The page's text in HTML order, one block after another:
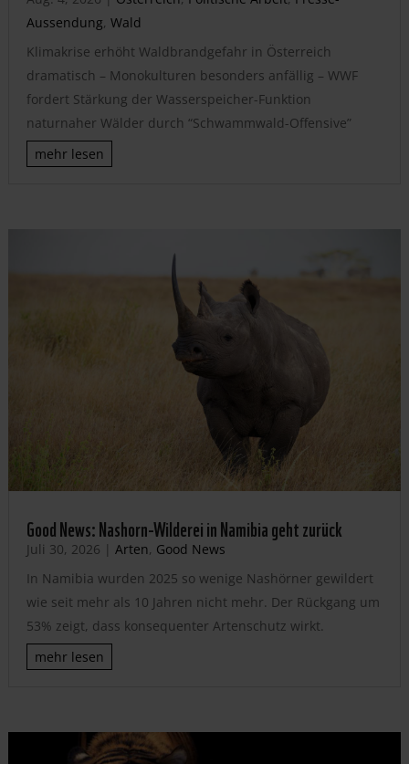
Aussendung, Wald
Klimakrise erhöht Waldbrandgefahr in Österreich
dramatisch – Monokulturen besonders anfällig – WWF
fordert Stärkung der Wasserspeicher-Funktion
naturnaher Wälder durch “Schwammwald-Offensive”
mehr lesen
Good News: Nashorn-Wilderei in Namibia geht zurück
Juli 30, 2026 | Arten, Good News
In Namibia wurden 2025 so wenige Nashörner gewildert
wie seit mehr als 10 Jahren nicht mehr. Der Rückgang um
53% zeigt, dass konsequenter Artenschutz wirkt.
mehr lesen